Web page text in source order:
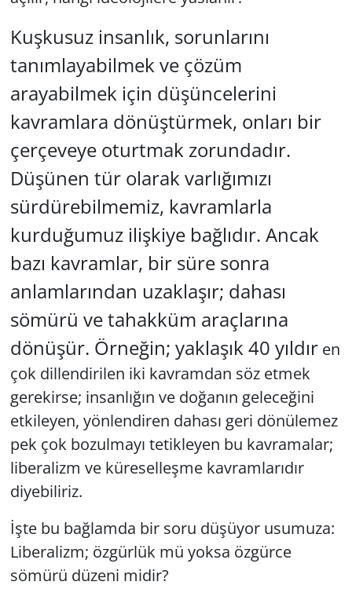
Kuşkusuz insanlık, sorunlarını
tanımlayabilmek ve çözüm
arayabilmek için düşüncelerini
kavramlara dönüştürmek, onları bir
çerçeveye oturtmak zorundadır.
Düşünen tür olarak varlığımızı
sürdürebilmemiz, kavramlarla
kurduğumuz ilişkiye bağlıdır. Ancak
bazı kavramlar, bir süre sonra
anlamlarından uzaklaşır; dahası
sömürü ve tahakküm araçlarına
dönüşür. Örneğin; yaklaşık 40 yıldıren
çok dillendirilen iki kavramdan söz etmek
gerekirse; insanlığın ve doğanın geleceğini
etkileyen, yönlendiren dahası geri dönülemez
pek çok bozulmayı tetikleyen bu kavramalar;
liberalizm ve küreselleşme kavramlarıdır
diyebiliriz.
İşte bu bağlamda bir soru düşüyor usumuza:
Liberalizm; özgürlük mü yoksa özgürce
sömürü düzeni midir?
MAGAZİN
POLİTİKA
RESMİ İLANLAR
SAĞLIK
SİYASET
SPOR